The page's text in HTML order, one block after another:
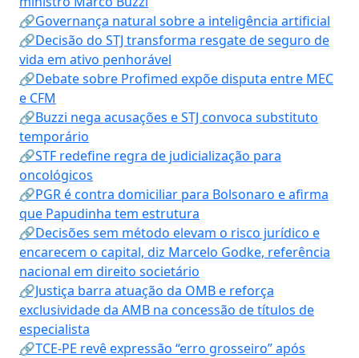
🔗Governança natural sobre a inteligência artificial
🔗Decisão do STJ transforma resgate de seguro de
vida em ativo penhorável
🔗Debate sobre Profimed expõe disputa entre MEC
e CFM
🔗Buzzi nega acusações e STJ convoca substituto
temporário
🔗STF redefine regra de judicialização para
oncológicos
🔗PGR é contra domiciliar para Bolsonaro e afirma
que Papudinha tem estrutura
🔗Decisões sem método elevam o risco jurídico e
encarecem o capital, diz Marcelo Godke, referência
nacional em direito societário
🔗Justiça barra atuação da OMB e reforça
exclusividade da AMB na concessão de títulos de
especialista
🔗TCE-PE revê expressão “erro grosseiro” após